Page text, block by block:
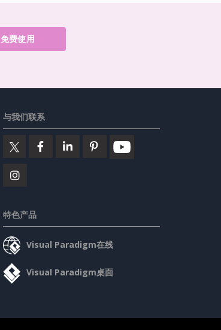
免费使用
与我们联系
特色产品
Visual Paradigm在线
Visual Paradigm桌面